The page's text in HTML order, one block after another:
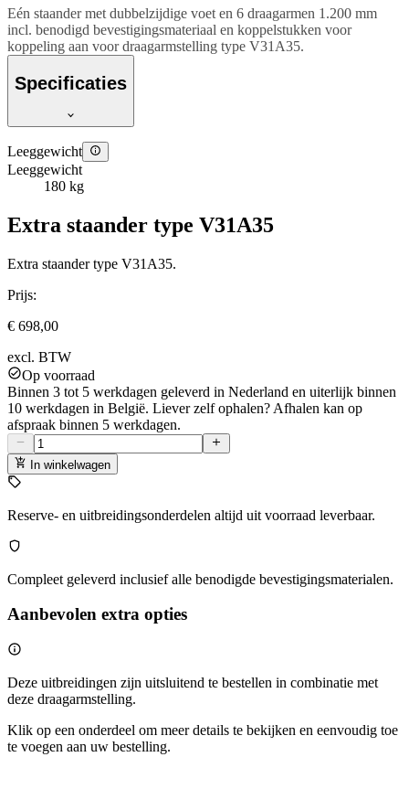
Eén staander met dubbelzijdige voet en 6 draagarmen 1.200 mm
incl. benodigd bevestigingsmateriaal en koppelstukken voor
koppeling aan voor draagarmstelling type V31A35.
Specificaties
Leeggewicht
Leeggewicht
180 kg
Extra staander type V31A35
Extra staander type V31A35.
Prijs:
€ 698,00
excl. BTW
Op voorraad
Binnen 3 tot 5 werkdagen geleverd in Nederland en uiterlijk binnen
10 werkdagen in België. Liever zelf ophalen? Afhalen kan op
afspraak binnen 5 werkdagen.
In winkelwagen
Reserve- en uitbreidingsonderdelen altijd uit voorraad leverbaar.
Compleet geleverd inclusief alle benodigde bevestigingsmaterialen.
Aanbevolen extra opties
Deze uitbreidingen zijn uitsluitend te bestellen in combinatie met
deze draagarmstelling.
Klik op een onderdeel om meer details te bekijken en eenvoudig toe
te voegen aan uw bestelling.